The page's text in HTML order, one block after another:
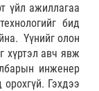
үйл ажиллагаа
бид
Үүнийг олон
хүртэл авч явж
инженер
Гэхдээ